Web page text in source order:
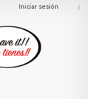
Iniciar sesión